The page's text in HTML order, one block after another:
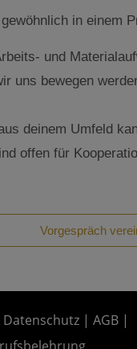
in einem
und
uns bewegen
deinem Umfeld
offen für
Vorgespräch
Datenschutz| AGB |